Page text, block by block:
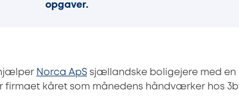
opgaver.
Norca ApS sjællandske boligejere med en
firmaet kåret som månedens håndværker hos